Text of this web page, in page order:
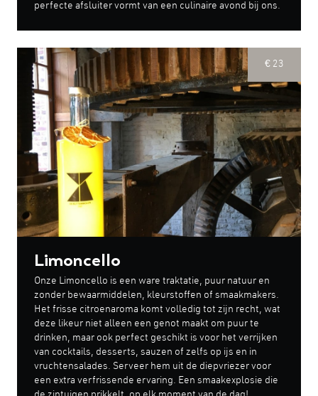
perfecte afsluiter vormt van een culinaire avond bij ons.
€ 23
Limoncello
Onze Limoncello is een ware traktatie, puur natuur en
zonder bewaarmiddelen, kleurstoffen of smaakmakers.
Het frisse citroenaroma komt volledig tot zijn recht, wat
deze likeur niet alleen een genot maakt om puur te
drinken, maar ook perfect geschikt is voor het verrijken
van cocktails, desserts, sauzen of zelfs op ijs en in
vruchtensalades. Serveer hem uit de diepvriezer voor
een extra verfrissende ervaring. Een smaakexplosie die